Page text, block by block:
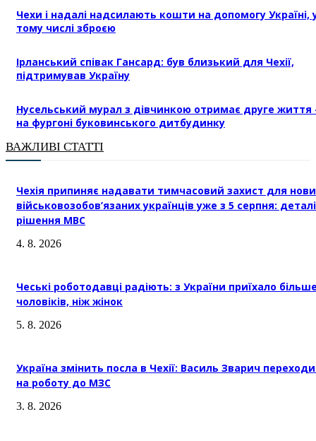
Чехи і надалі надсилають кошти на допомогу Україні,
тому числі зброєю
Ірланський співак Гансард: був близький для Чехії,
підтримував Україну
Нусельський мурал з дівчинкою отримає друге життя
на фургоні буковинського дитбудинку
ВАЖЛИВІ СТАТТІ
Чехія припиняє надавати тимчасовий захист для
військовозобов’язаних українців уже з 5 серпня: деталі
рішення МВС
4. 8. 2026
Чеські роботодавці радіють: з України приїхало
чоловіків, ніж жінок
5. 8. 2026
Україна змінить посла в Чехії: Василь Зварич
на роботу до МЗС
3. 8. 2026